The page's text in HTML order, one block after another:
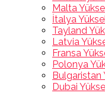
Malta
İtalya
Tayland
Latvia
Fransa
Polonya
Bulgaristan
Dubai